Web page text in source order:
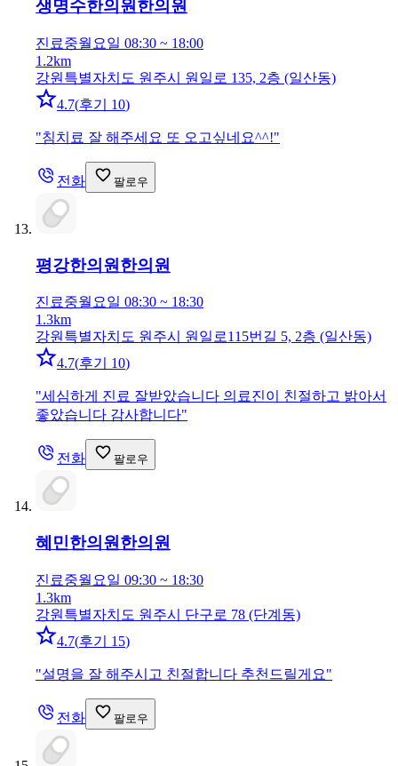
생명수한의원한의원
진료중월요일 08:30 ~ 18:00
1.2km
강원특별자치도 원주시 원일로 135, 2층 (일산동)
4.7(후기 10)
"침치료 잘 해주세요 또 오고싶네요^^!"
전화 팔로우
평강한의원 한의원
진료중월요일 08:30 ~ 18:30
1.3km
강원특별자치도 원주시 원일로115번길 5, 2층 (일산동)
4.7(후기 10)
"세심하게 진료 잘받았습니다 의료진이 친절하고 밝아서
좋았습니다 감사합니다"
전화 팔로우
혜민한의원 한의원
진료중월요일 09:30 ~ 18:30
1.3km
강원특별자치도 원주시 단구로 78 (단계동)
4.7(후기 15)
"설명을 잘 해주시고 친절합니다 추천드릴게요"
전화 팔로우